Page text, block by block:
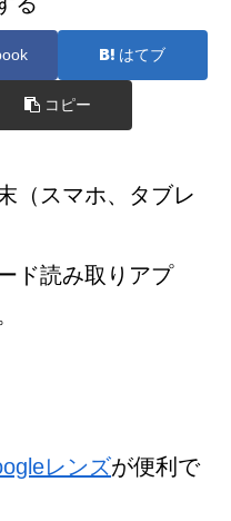
はてブ
コピー
（スマホ、タブレ
ド読み取りアプ
レンズが便利で